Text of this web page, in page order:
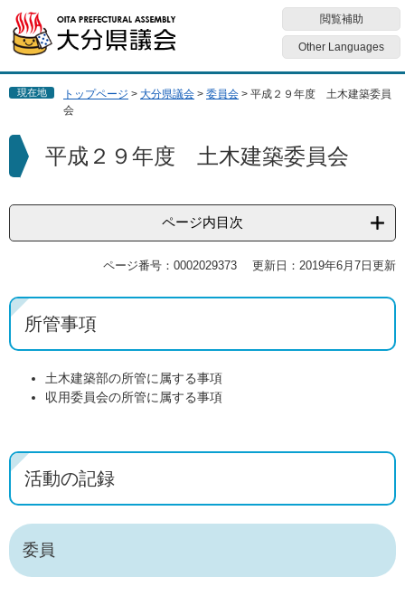
ジ
先
す
ュ
を
し
本
閲覧補助
Other Languages
現在地 トップページ > 大分県議会 > 委員会 > 平成２９年度 土木建築委員
会
本
平成２９年度 土木建築委員会
ページ内目次
ページ番号：0002029373 更新日：2019年6月7日更新
所管事項
土木建築部の所管に属する事項
収用委員会の所管に属する事項
活動の記録
委員